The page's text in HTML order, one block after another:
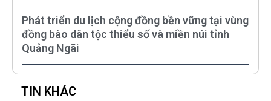
Phát triển du lịch cộng đồng bền vững tại vùng
đồng bào dân tộc thiểu số và miền núi tỉnh
Quảng Ngãi
TIN KHÁC